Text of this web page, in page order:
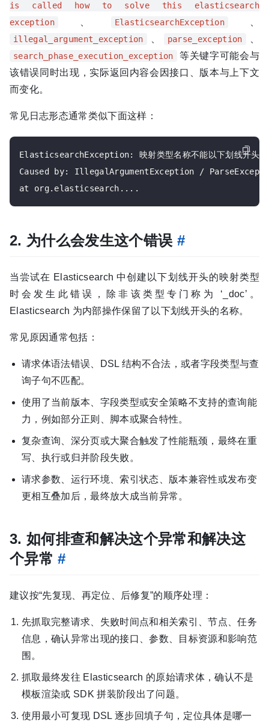
is called how to solve this elasticsearch
exception
、 ElasticsearchException 、
illegal_argument_exception 、 parse_exception 、
search_phase_execution_exception
等关键字可能会与
该错误同时出现，实际返回内容会因接口、版本与上下文
而变化。
常见日志形态通常类似下面这样：
ElasticsearchException: 映射类型名称不能以下划线开头
Caused by: IllegalArgumentException /
2. 为什么会发生这个错误 #
当尝试在 Elasticsearch 中创建以下划线开头的映射类型
时会发生此错误，除非该类型专门称为 ‘_doc’。
Elasticsearch 为内部操作保留了以下划线开头的名称。
常见原因通常包括：
请求体语法错误、DSL 结构不合法，或者字段类型与查
询子句不匹配。
使用了当前版本、字段类型或安全策略不支持的查询能
力，例如部分正则、脚本或聚合特性。
复杂查询、深分页或大聚合触发了性能瓶颈，最终在重
写、执行或归并阶段失败。
请求参数、运行环境、索引状态、版本兼容性或发布变
更相互叠加后，最终放大成当前异常。
3. 如何排查和解决这个异常和解决这
个异常#
建议按“先复现、再定位、后修复”的顺序处理：
先抓取完整请求、失败时间点和相关索引、节点、任务
信息，确认异常出现的接口、参数、目标资源和影响范
围。
抓取最终发往 Elasticsearch 的原始请求体，确认不是
模板渲染或 SDK 拼装阶段出了问题。
使用最小可复现 DSL 逐步回填子句，定位具体是哪一